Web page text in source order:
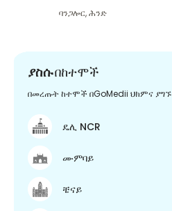
ባንጋሎር,ሕንድ
ያስሱበከተሞች
በመረጡት ከተሞች በGoMedii ህክምና ያግኙ
ዴሊ NCR
ሙምባይ
ቼናይ